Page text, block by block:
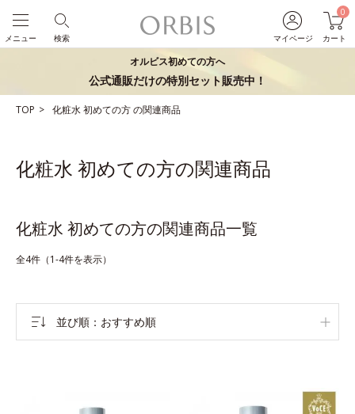
マイページ
0
カート
検索
メニュー
オルビス初めての方へ
公式通販だけの特別セット販売中！
TOP 化粧水初めての方の関連商品
化粧水 初めての方の関連商品
化粧水 初めての方の関連商品一覧
全4件（1-4件を表示）
並び順 おすすめ順